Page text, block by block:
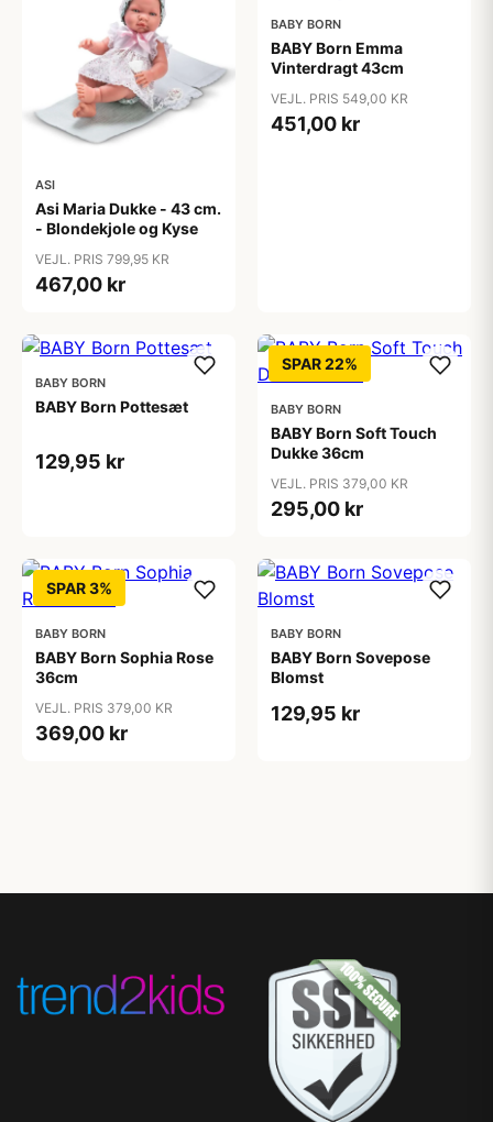
ASI
Asi Maria Dukke - 43 cm.
- Blondekjole og Kyse
VEJL. PRIS 799,95 KR
467,00 kr
BABY BORN
BABY Born Emma
Vinterdragt 43cm
VEJL. PRIS 549,00 KR
451,00 kr
BABY BORN
BABY Born Pottesæt
129,95 kr
SPAR 22%
BABY BORN
BABY Born Soft Touch
Dukke 36cm
VEJL. PRIS 379,00 KR
295,00 kr
SPAR 3%
BABY BORN
BABY Born Sophia Rose
36cm
VEJL. PRIS 379,00 KR
369,00 kr
BABY BORN
BABY Born Sovepose
Blomst
129,95 kr